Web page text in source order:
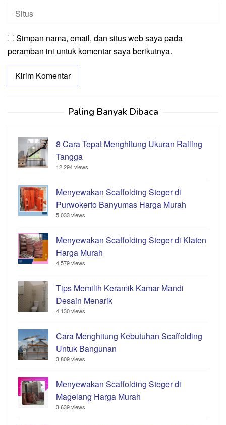
Simpan nama, email, dan situs web saya pada
peramban ini untuk komentar saya berikutnya.
Paling Banyak Dibaca
8 Cara Tepat Menghitung Ukuran Railing
Tangga
12,294 views
Menyewakan Scaffolding Steger di
Purwokerto Banyumas Harga Murah
5,033 views
Menyewakan Scaffolding Steger di Klaten
Harga Murah
4,579 views
Tips Memilih Keramik Kamar Mandi
Desain Menarik
4,130 views
Cara Menghitung Kebutuhan Scaffolding
Untuk Bangunan
3,809 views
Menyewakan Scaffolding Steger di
Magelang Harga Murah
3,639 views